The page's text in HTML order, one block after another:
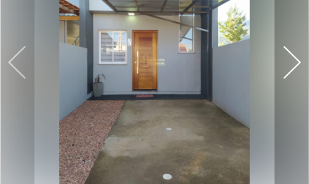
Negocie seu imóvel
Imóveis favoritos
Contato